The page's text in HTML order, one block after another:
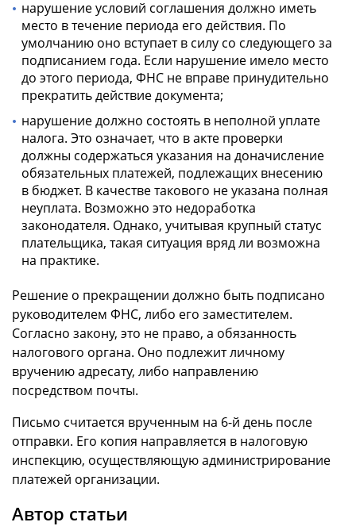
нарушение условий соглашения должно иметь
место в течение периода его действия. По
умолчанию оно вступает в силу со следующего за
подписанием года. Если нарушение имело место
до этого периода, ФНС не вправе принудительно
прекратить действие документа;
нарушение должно состоять в неполной уплате
налога. Это означает, что в акте проверки
должны содержаться указания на доначисление
обязательных платежей, подлежащих внесению
в бюджет. В качестве такового не указана полная
неуплата. Возможно это недоработка
законодателя. Однако, учитывая крупный статус
плательщика, такая ситуация вряд ли возможна
на практике.
Решение о прекращении должно быть подписано
руководителем ФНС, либо его заместителем.
Согласно закону, это не право, а обязанность
налогового органа. Оно подлежит личному
вручению адресату, либо направлению
посредством почты.
Письмо считается врученным на 6-й день после
отправки. Его копия направляется в налоговую
инспекцию, осуществляющую администрирование
платежей организации.
Автор статьи